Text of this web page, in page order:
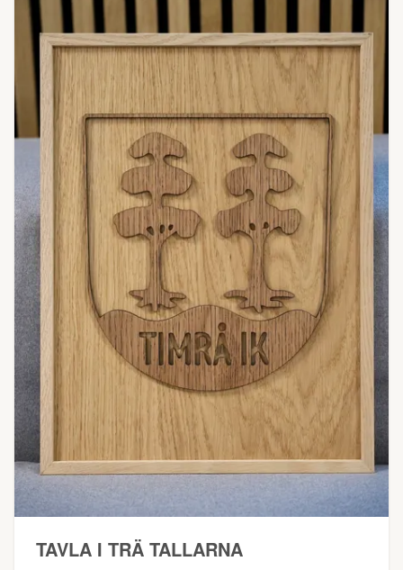
TAVLA I TRÄ TALLARNA